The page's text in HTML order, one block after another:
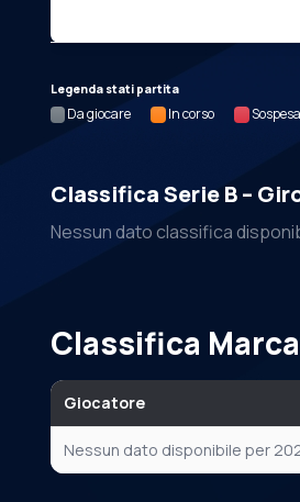
Legenda stati partita
Da giocare In corso Sospesa
Classifica Serie B –
Nessun dato classifica
Classifica
Giocatore
Nessun dato disponibile per